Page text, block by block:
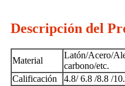
Descripción del
Material
Latón/Acero/
carbono/etc.
Calificación
4.8/ 6.8 /8.8 /